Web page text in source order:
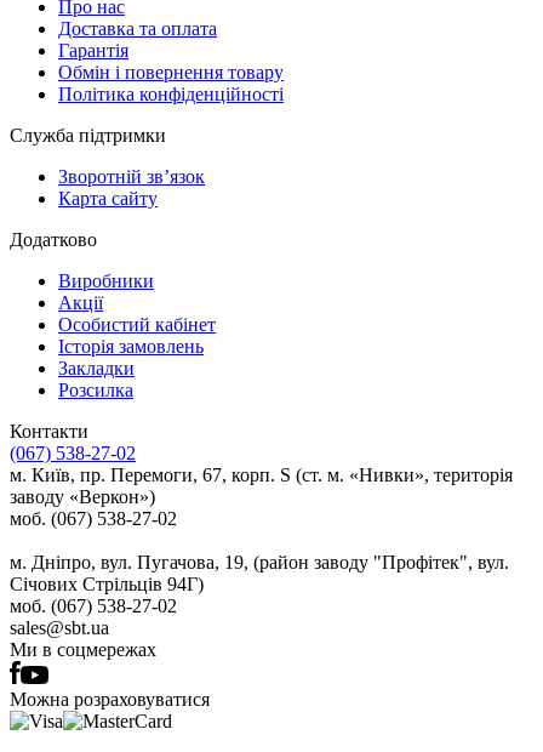
Про нас
Доставка та оплата
Гарантія
Обмін і повернення товару
Політика конфіденційності
Служба підтримки
Зворотній зв’язок
Карта сайту
Додатково
Виробники
Акції
Особистий кабінет
Історія замовлень
Закладки
Розсилка
Контакти
(067) 538-27-02
м. Київ, пр. Перемоги, 67, корп. S (ст. м. «Нивки», територія
заводу «Веркон»)
моб. (067) 538-27-02
м. Дніпро, вул. Пугачова, 19, (район заводу "Профітек", вул.
Січових Стрільців 94Г)
моб. (067) 538-27-02
sales@sbt.ua
Ми в соцмережах
Можна розраховуватися